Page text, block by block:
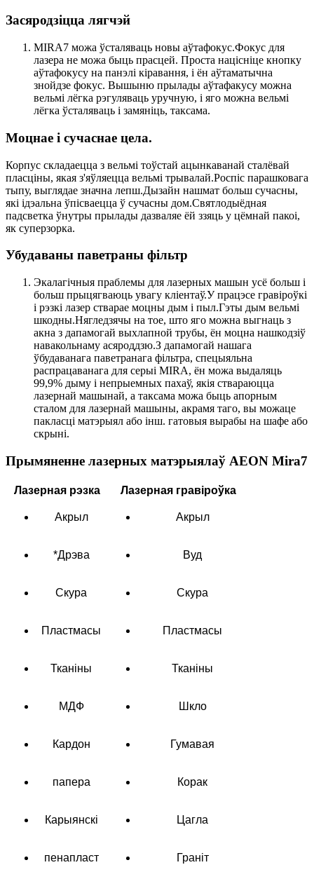
Засяродзіцца лягчэй
MIRA7 можа ўсталяваць новы аўтафокус.Фокус для
лазера не можа быць прасцей. Проста націсніце кнопку
аўтафокусу на панэлі кіравання, і ён аўтаматычна
знойдзе фокус. Вышыню прылады аўтафакусу можна
вельмі лёгка рэгуляваць уручную, і яго можна вельмі
лёгка ўсталяваць і замяніць, таксама.
Моцнае і сучаснае цела.
Корпус складаецца з вельмі тоўстай ацынкаванай сталёвай
пласціны, якая з'яўляецца вельмі трывалай.Роспіс парашковага
тыпу, выглядае значна лепш.Дызайн нашмат больш сучасны,
які ідэальна ўпісваецца ў сучасны дом.Святлодыёдная
падсветка ўнутры прылады дазваляе ёй ззяць у цёмнай пакоі,
як суперзорка.
Убудаваны паветраны фільтр
Экалагічныя праблемы для лазерных машын усё больш і
больш прыцягваюць увагу кліентаў.У працэсе гравіроўкі
і рэзкі лазер стварае моцны дым і пыл.Гэты дым вельмі
шкодны.Нягледзячы на ​​тое, што яго можна выгнаць з
акна з дапамогай выхлапной трубы, ён моцна нашкодзіў
навакольнаму асяроддзю.З дапамогай нашага
ўбудаванага паветранага фільтра, спецыяльна
распрацаванага для серыі MIRA, ён можа выдаляць
99,9% дыму і непрыемных пахаў, якія ствараюцца
лазернай машынай, а таксама можа быць апорным
сталом для лазернай машыны, акрамя таго, вы можаце
пакласці матэрыял або інш. гатовыя вырабы на шафе або
скрыні.
Прымяненне лазерных матэрыялаў AEON Mira7
Лазерная рэзка Лазерная гравіроўка
Акрыл Акрыл
*Дрэва Вуд
Скура Скура
Пластмасы Пластмасы
Тканіны Тканіны
МДФ Шкло
Кардон Гумавая
папера Корак
Карыянскі Цагла
пенапласт Граніт